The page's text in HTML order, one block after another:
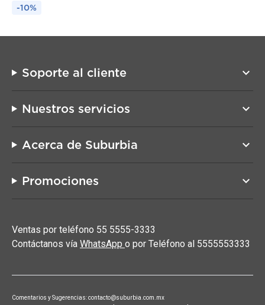
-10%
Soporte al cliente keyboard_arrow_down
Nuestros servicios keyboard_arrow_down
Acerca de Suburbia keyboard_arrow_down
Promociones keyboard_arrow_down
Ventas por teléfono 55 5555-3333
Contáctanos vía WhatsApp o por Teléfono al 5555553333
Comentarios y Sugerencias: contacto@suburbia.com.mx